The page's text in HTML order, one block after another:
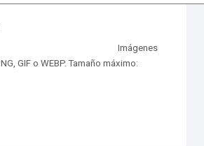
Imágenes
GIF o WEBP. Tamaño máximo: